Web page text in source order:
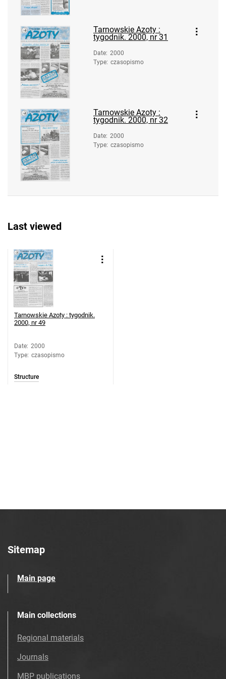
10
11
Tarnowskie Azoty : tygodnik. 2000, nr
12
Tarnowskie Azoty : tygodnik. 2000, nr
13
Tarnowskie Azoty : tygodnik. 2000, nr
14
Tarnowskie Azoty : tygodnik. 2000, nr
15
Tarnowskie Azoty : tygodnik. 2000, nr
16
Tarnowskie Azoty : tygodnik. 2000, nr
Tarnowskie Azoty : tygodnik. 2000, nr
Tarnowskie Azoty : tygodnik. 2000, nr
21
Tarnowskie Azoty : tygodnik. 2000, nr
22
Tarnowskie Azoty : tygodnik. 2000, nr
23
24
30
Tarnowskie Azoty : tygodnik. 2000, nr
34
35
Tarnowskie Azoty :
tygodnik. 2000, nr 31
Date: 2000
Type: czasopismo
Tarnowskie Azoty :
tygodnik. 2000, nr 32
Date: 2000
Type: czasopismo
Last viewed
Tarnowskie Azoty : tygodnik.
2000, nr 49
Date: 2000
Type: czasopismo
Structure
Sitemap
Main page
Main collections
Regional materials
Journals
MBP publications